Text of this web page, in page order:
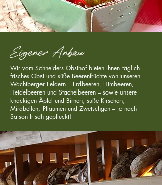
Eigener Anbau
Wir vom Schneiders Obsthof bieten Ihnen täglich
frisches Obst und süße Beerenfrüchte von unseren
Wachtberger Feldern – Erdbeeren, Himbeeren,
Heidelbeeren und Stachelbeeren – sowie unsere
knackigen Äpfel und Birnen, süße Kirschen,
Mirabellen, Pflaumen und Zwetschgen – je nach
Saison frisch gepflückt!